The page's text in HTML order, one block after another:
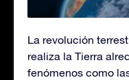
La revolución
realiza la Tierra
fenómenos como